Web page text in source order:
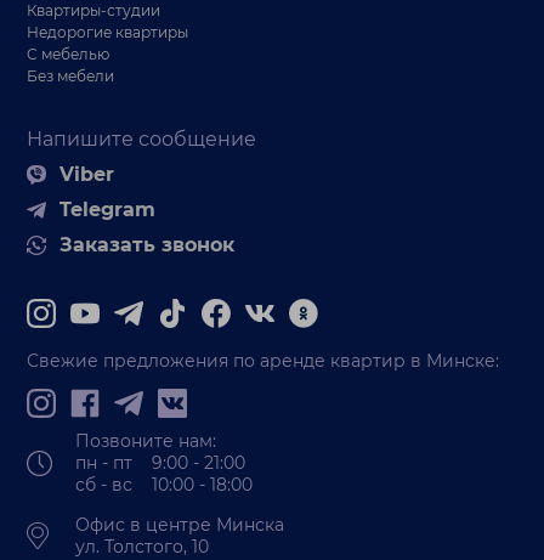
Напишите сообщение
Viber
Telegram
Заказать звонок
Квартиры-студии
Недорогие квартиры
С мебелью
Без мебели
Свежие предложения по аренде квартир в Минске:
Позвоните нам:
пн - пт 9:00 - 21:00
сб - вс 10:00 - 18:00
Офис в центре Минска
ул. Толстого, 10